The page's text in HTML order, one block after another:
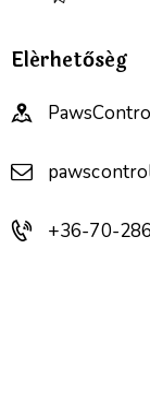
Elérhetőség
+36-70-